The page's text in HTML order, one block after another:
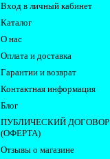
Вход в личный кабинет
Каталог
О нас
Оплата и доставка
Гарантии и возврат
Контактная информация
Блог
ПУБЛИЧЕСКИЙ ДОГОВОР
(ОФЕРТА)
Отзывы о магазине